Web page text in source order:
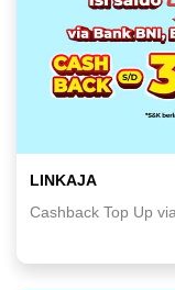
LINKAJA
Cashback Top Up